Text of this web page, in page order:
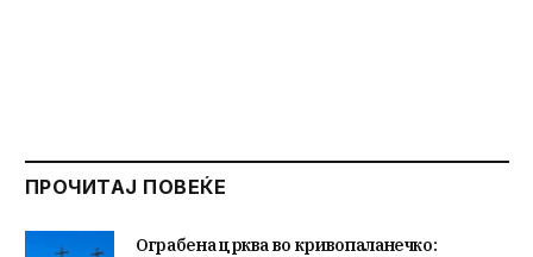
ПРОЧИТАЈ ПОВЕЌЕ
Ограбена црква во кривопаланечко: